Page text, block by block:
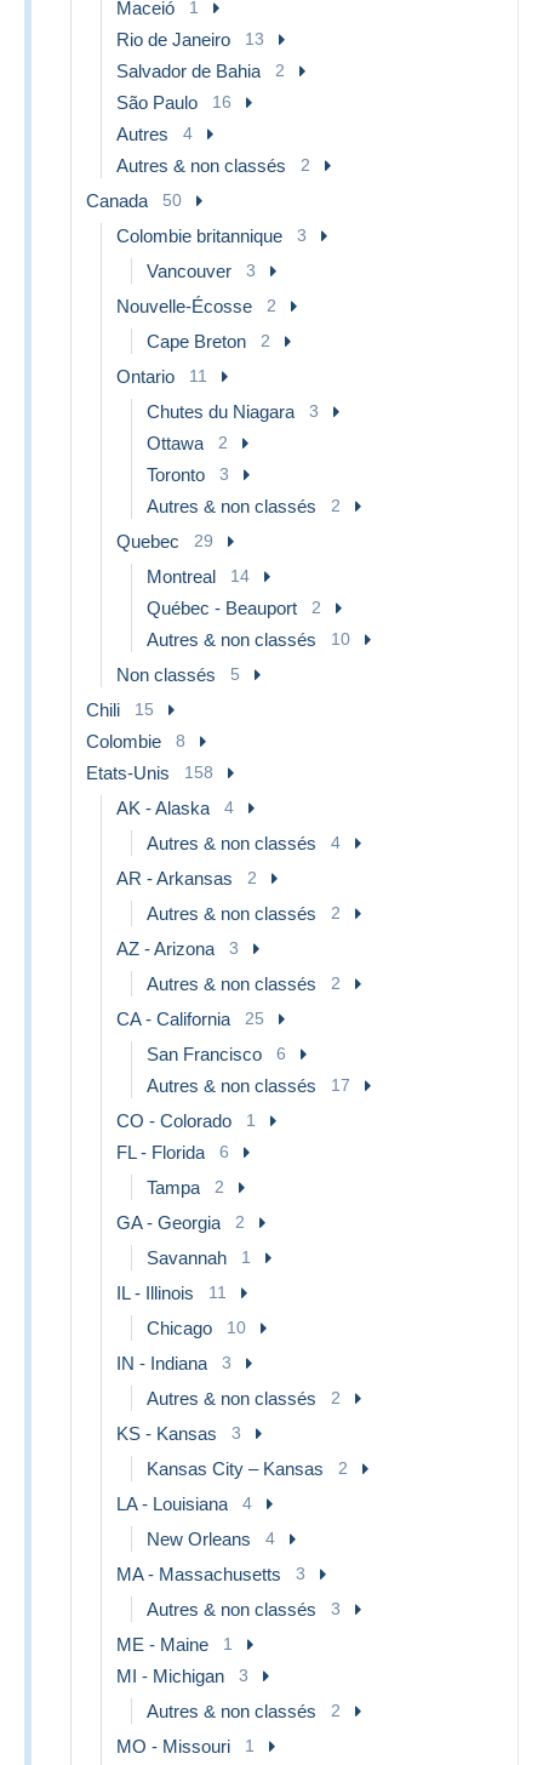
Maceió 1
Rio de Janeiro 13
Salvador de Bahia 2
São Paulo 16
Autres 4
Autres & non classés 2
Canada 50
Colombie britannique 3
Vancouver 3
Nouvelle-Écosse 2
Cape Breton 2
Ontario 11
Chutes du Niagara 3
Ottawa 2
Toronto 3
Autres & non classés 2
Quebec 29
Montreal 14
Québec - Beauport 2
Autres & non classés 10
Non classés 5
Chili 15
Colombie 8
Etats-Unis 158
AK - Alaska 4
Autres & non classés 4
AR - Arkansas 2
Autres & non classés 2
AZ - Arizona 3
Autres & non classés 2
CA - California 25
San Francisco 6
Autres & non classés 17
CO - Colorado 1
FL - Florida 6
Tampa 2
GA - Georgia 2
Savannah 1
IL - Illinois 11
Chicago 10
IN - Indiana 3
Autres & non classés 2
KS - Kansas 3
Kansas City – Kansas 2
LA - Louisiana 4
New Orleans 4
MA - Massachusetts 3
Autres & non classés 3
ME - Maine 1
MI - Michigan 3
Autres & non classés 2
MO - Missouri 1